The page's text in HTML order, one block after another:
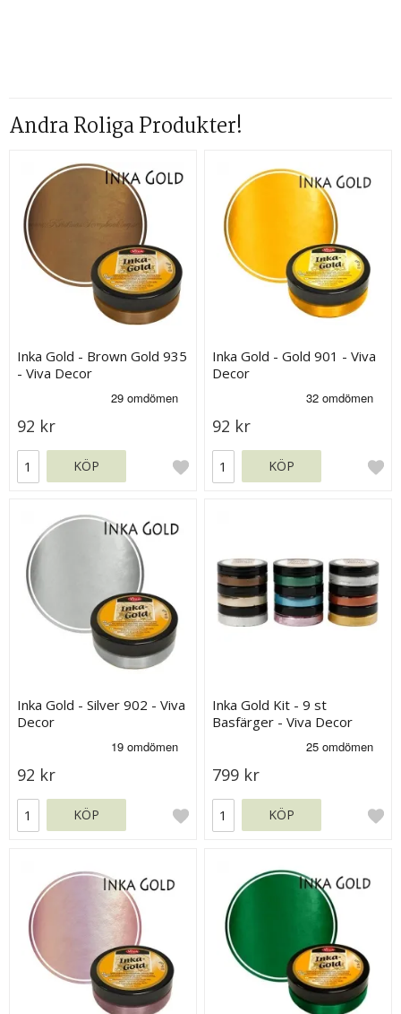
Andra Roliga Produkter!
Inka Gold - Brown Gold 935
- Viva Decor
92 kr
KÖP
Inka Gold - Gold 901 - Viva
Decor
92 kr
KÖP
Inka Gold - Silver 902 - Viva
Decor
92 kr
KÖP
Inka Gold Kit - 9 st
Basfärger - Viva Decor
799 kr
KÖP